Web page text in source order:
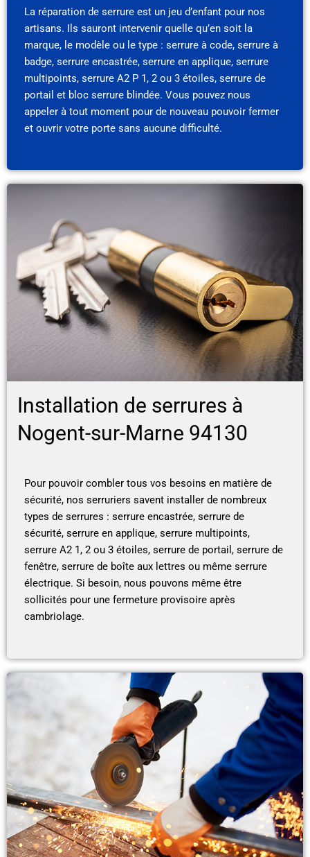
La réparation de serrure est un jeu d’enfant pour nos
artisans. Ils sauront intervenir quelle qu’en soit la
marque, le modèle ou le type : serrure à code, serrure à
badge, serrure encastrée, serrure en applique, serrure
multipoints, serrure A2 P 1, 2 ou 3 étoiles, serrure de
portail et bloc serrure blindée. Vous pouvez nous
appeler à tout moment pour de nouveau pouvoir fermer
et ouvrir votre porte sans aucune difficulté.
Installation de serrures à
Nogent-sur-Marne 94130
Pour pouvoir combler tous vos besoins en matière de
sécurité, nos serruriers savent installer de nombreux
types de serrures : serrure encastrée, serrure de
sécurité, serrure en applique, serrure multipoints,
serrure A2 1, 2 ou 3 étoiles, serrure de portail, serrure de
fenêtre, serrure de boîte aux lettres ou même serrure
électrique. Si besoin, nous pouvons même être
sollicités pour une fermeture provisoire après
cambriolage.